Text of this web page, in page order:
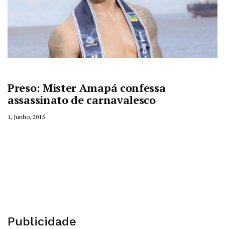
Preso: Mister Amapá confessa
assassinato de carnavalesco
1, Junho, 2015
Publicidade